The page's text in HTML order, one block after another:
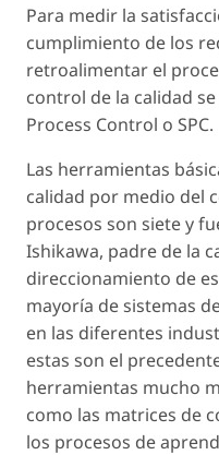
Para medir la
cumplimiento de los
retroalimentar el
control de la calidad
Process Control o SPC.
Las herramientas
calidad por medio del
procesos son siete y
Ishikawa, padre de la
direccionamiento de
mayoría de sistemas
en las diferentes
estas son el
herramientas mucho
como las matrices de
los procesos de